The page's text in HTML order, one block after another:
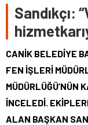
Fatih
KURNAZ
CANİK
İBRAHİM
6.519,97
BİST
13.798,82
47,7025
Sandıkçı:
CANİK BELEDİYE
FEN İŞLERİ
MÜDÜRLÜĞÜ’NÜN
İNCELEDİ.
ALAN BAŞKAN